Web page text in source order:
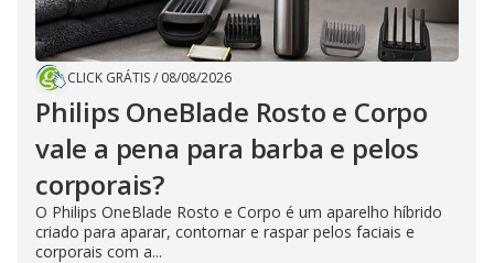
CLICK GRÁTIS/ 08/08/2026
Philips OneBlade Rosto e Corpo
vale a pena para barba e pelos
corporais?
O Philips OneBlade Rosto e Corpo é um aparelho híbrido
criado para aparar, contornar e raspar pelos faciais e
corporais com a...